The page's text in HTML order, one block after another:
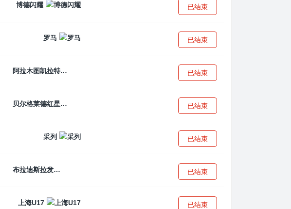
博德闪耀 已结束
罗马 已结束
阿拉木图凯拉特 已结束
贝尔格莱德红星 已结束
采列 已结束
布拉迪斯拉发 已结束
上海U17 已结束